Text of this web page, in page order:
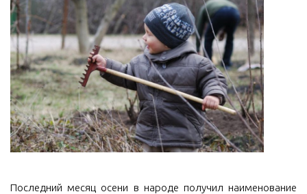
Последний месяц осени в народе получил наименование